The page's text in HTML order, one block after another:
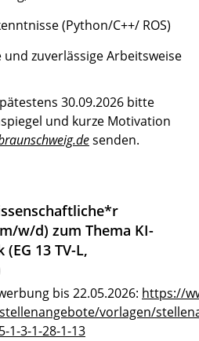
(Python/C++/ ROS)
zuverlässige Arbeitsweise
30.09.2026 bitte
und kurze Motivation
senden.
w/d) zum Thema KI-
13 TV-L,
bis 22.05.2026: https://
vorlagen/
1-3-1-28-1-13